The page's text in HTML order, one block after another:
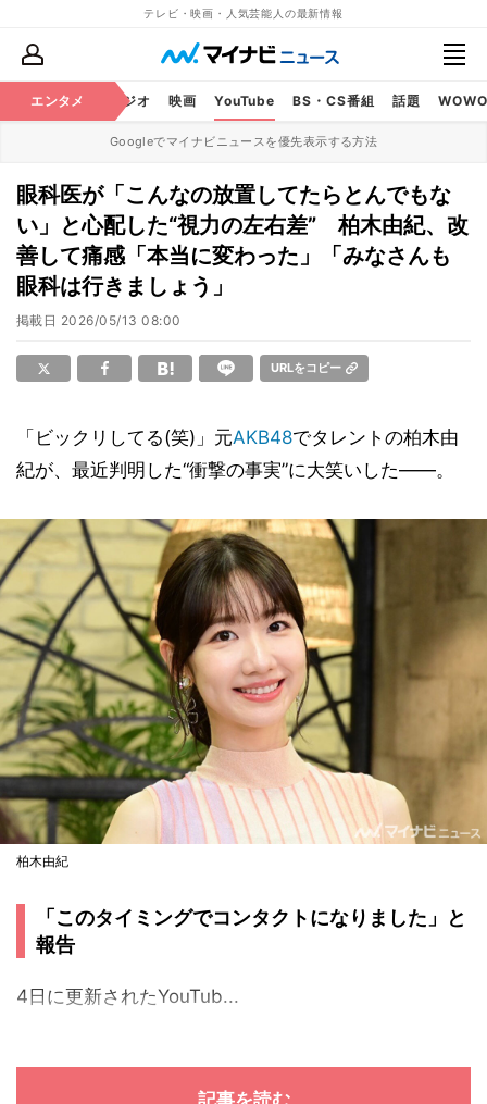
テレビ・映画・人気芸能人の最新情報
エンタメ
テレビ ラジオ 映画 YouTube BS・CS番組 話題
Googleでマイナビニュースを優先表示する方法
眼科医が「こんなの放置してたらとんでもな
い」と心配した“視力の左右差” 柏木由紀、改
善して痛感「本当に変わった」「みなさんも
眼科は行きましょう」
掲載日 2026/05/13 08:00
URLをコピー
「ビックリしてる(笑)」元AKB48でタレントの柏木由
紀が、最近判明した“衝撃の事実”に大笑いした――。
柏木由紀
「このタイミングでコンタクトになりました」と
報告
4日に更新されたYouTub...
記事を読む